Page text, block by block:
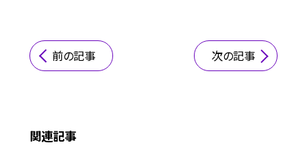
前の記事 次の記事
関連記事